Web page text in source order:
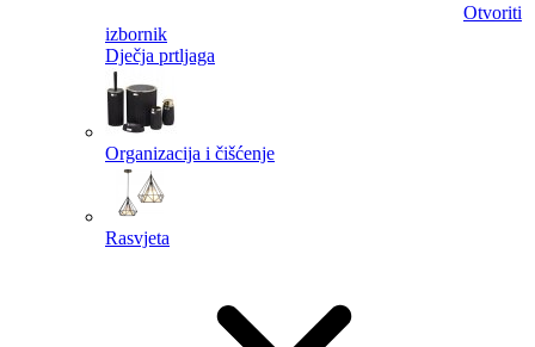
Otvoriti
izbornik
Dječja prtljaga
Organizacija i čišćenje
Rasvjeta